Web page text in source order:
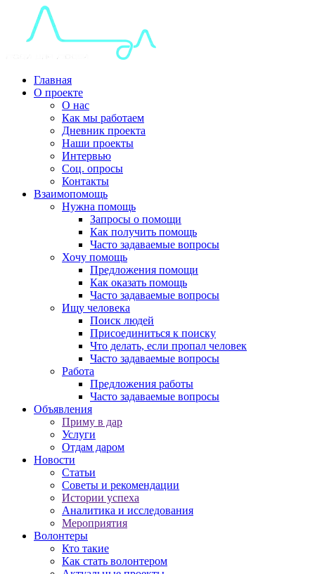
Главная
О проекте
О нас
Как мы работаем
Дневник проекта
Наши проекты
Интервью
Соц. опросы
Контакты
Взаимопомощь
Нужна помощь
Запросы о помощи
Как получить помощь
Часто задаваемые вопросы
Хочу помощь
Предложения помощи
Как оказать помощь
Часто задаваемые вопросы
Ищу человека
Поиск людей
Присоединиться к поиску
Что делать, если пропал человек
Часто задаваемые вопросы
Работа
Предложения работы
Часто задаваемые вопросы
Объявления
Приму в дар
Услуги
Отдам даром
Новости
Статьи
Советы и рекомендации
Истории успеха
Аналитика и исследования
Мероприятия
Волонтеры
Кто такие
Как стать волонтером